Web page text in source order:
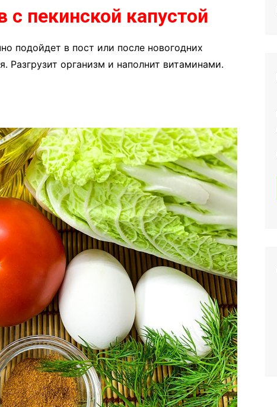
пекинской капустой
подойдет в пост или после новогодних
Разгрузит организм и наполнит витаминами.